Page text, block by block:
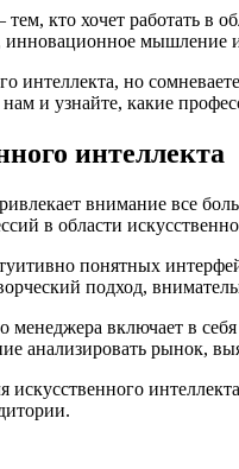
кто хочет работать в
инновационное мышление
интеллекта, но
и узнайте, какие
интеллекта
внимание все
в области
понятных
подход,
включает в
анализировать рынок,
искусственного